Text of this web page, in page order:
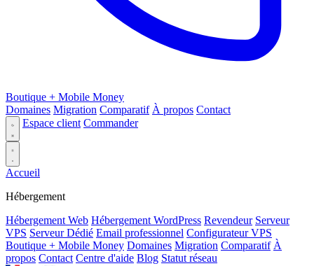
Boutique + Mobile Money
Domaines Migration Comparatif À propos Contact
Espace client Commander
Accueil
Hébergement
Hébergement Web Hébergement WordPress Revendeur Serveur
VPS Serveur Dédié Email professionnel Configurateur VPS
Boutique + Mobile Money Domaines Migration Comparatif À
propos Contact Centre d'aide Blog Statut réseau